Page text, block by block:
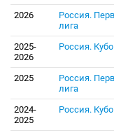
2026
Россия.
лига
2025-
2026
Россия.
2025
Россия.
лига
2024-
2025
Россия.